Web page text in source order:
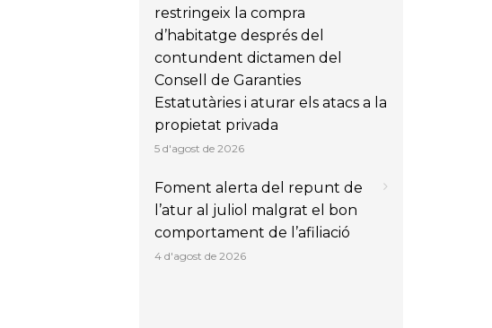
restringeix la compra
d’habitatge després del
contundent dictamen del
Consell de Garanties
Estatutàries i aturar els atacs a la
propietat privada
5 d'agost de 2026
Foment alerta del repunt de
l’atur al juliol malgrat el bon
comportament de l’afiliació
4 d'agost de 2026